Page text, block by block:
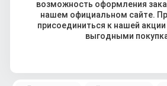
возможность оформления
нашем официальном сайте.
присоединиться к нашей
выгодными